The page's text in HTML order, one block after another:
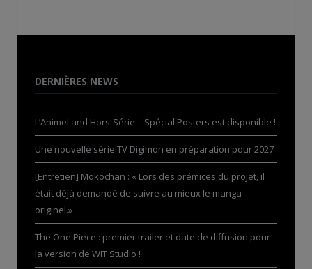
DERNIÈRES NEWS
L’AnimeLand Hors-Série – Spécial Posters est disponible !
Une nouvelle série TV Digimon en préparation pour 2027
[Entretien] Mokochan : « Lors des prémices du projet, il
était déjà demandé de suivre au mieux le manga
originel.»
The One Piece : premier trailer et date de diffusion pour
la version de WIT Studio !